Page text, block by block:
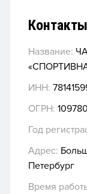
Контакты
Название:
ИНН:
ОГРН:
Год
Адрес:
Петербург
Время